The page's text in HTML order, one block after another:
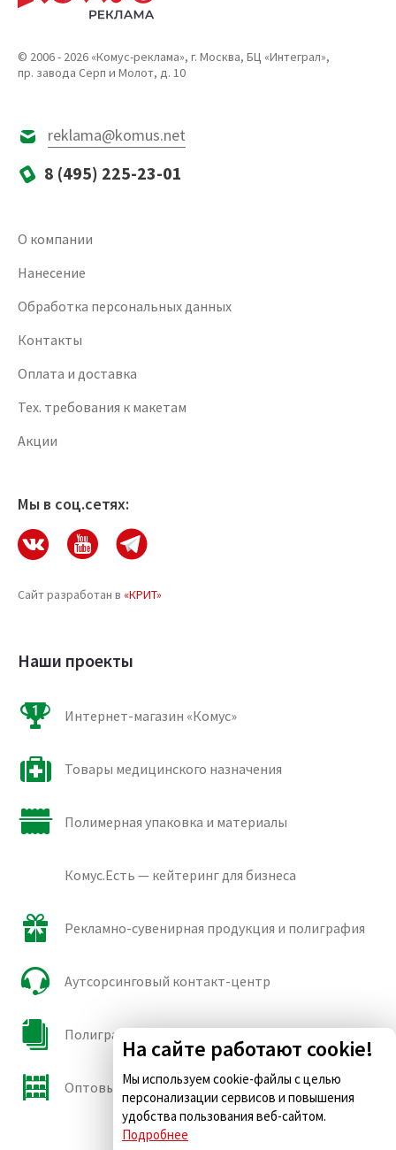
© 2006 - 2026 «Комус-реклама», г. Москва, БЦ «Интеграл»,
пр. завода Серп и Молот, д. 10
reklama@komus.net
8 (495) 225-23-01
О компании
Нанесение
Обработка персональных данных
Контакты
Оплата и доставка
Тех. требования к макетам
Акции
Мы в соц.сетях:
Сайт разработан в «КРИТ»
Наши проекты
Интернет-магазин «Комус»
Товары медицинского назначения
Полимерная упаковка и материалы
Комус.Есть — кейтеринг для бизнеса
Рекламно-сувенирная продукция и полиграфия
Аутсорсинговый контакт-центр
Полиграфические сорта бумаги и картона
Оптовые продажи
На сайте работают cookie!
Мы используем cookie-файлы с целью
персонализации сервисов и повышения
удобства пользования веб-сайтом.
Подробнее